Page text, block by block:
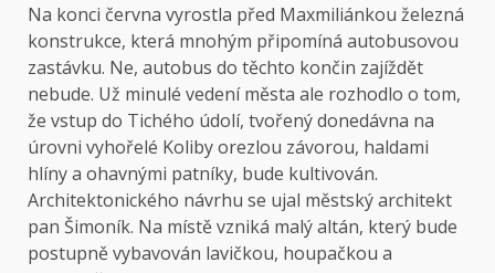
Na konci června vyrostla před Maxmiliánkou železná
konstrukce, která mnohým připomíná autobusovou
zastávku. Ne, autobus do těchto končin zajíždět
nebude. Už minulé vedení města ale rozhodlo o tom,
že vstup do Tichého údolí, tvořený donedávna na
úrovni vyhořelé Koliby orezlou závorou, haldami
hlíny a ohavnými patníky, bude kultivován.
Architektonického návrhu se ujal městský architekt
pan Šimoník. Na místě vzniká malý altán, který bude
postupně vybavován lavičkou, houpačkou a